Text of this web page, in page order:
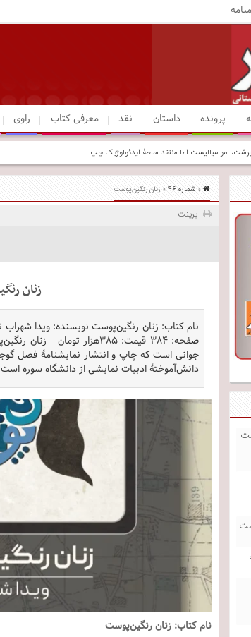
پرونده داستان نقد معرفی کتاب راوی
» شماره ۴۶ » زنان رنگین‌پوست
پرینت
زنان
صفحه: ۳۸۴ قیمت: ۳۸۵هزار
دانش‌آموختۀ ادبیات نمایشی از دانشگاه سوره
نام کتاب: زنان رنگین‌پوست